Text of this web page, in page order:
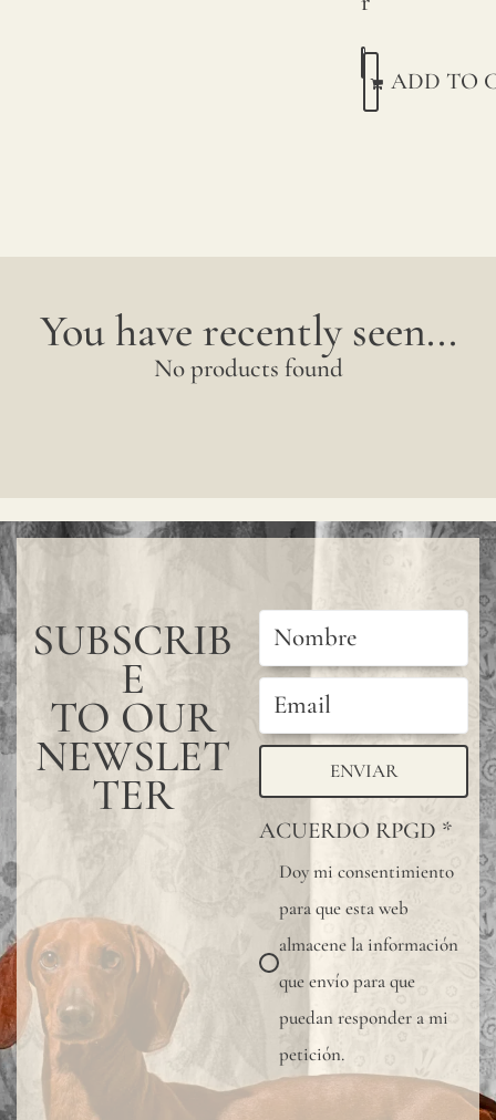
ADD TO
You have recently seen...
No products found
SUBSCRIB
E
TO OUR
NEWSLET
TER ENVIAR
ACUERDO RPGD *
Doy mi consentimiento
para que esta web
almacene la información
que envío para que
puedan responder a mi
petición.